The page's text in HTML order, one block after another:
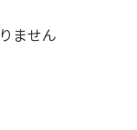
ません